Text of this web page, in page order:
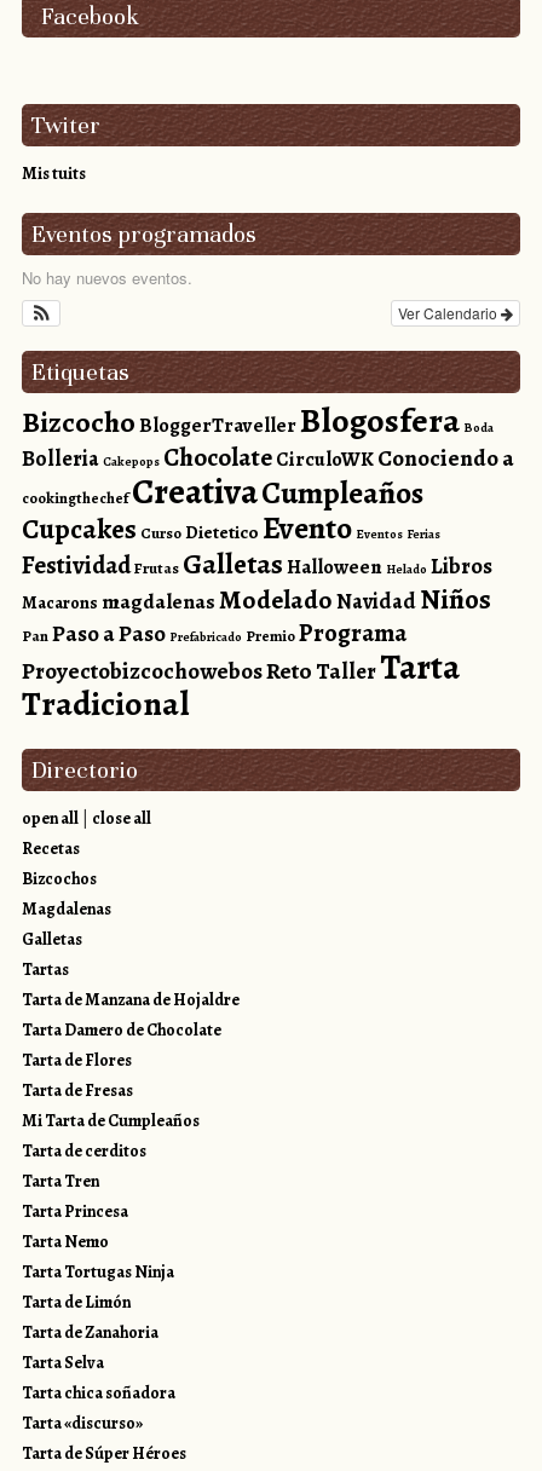
Facebook
Twiter
Mis tuits
Eventos programados
No hay nuevos eventos.
Ver Calendario
Etiquetas
BizcochoBloggerTravellerBlogosfera Boda
Bolleria Cakepops ChocolateCirculoWKConociendo a
cookingthechef CreativaCumpleaños
Cupcakes CursoDietetico Evento Eventos Ferias
FestividadFrutas GalletasHalloween Helado Libros
Macarons magdalenasModeladoNavidadNiños
PanPaso a Paso Prefabricado PremioPrograma
ProyectobizcochowebosReto TallerTarta
Tradicional
Directorio
open all| close all
Recetas
Bizcochos
Magdalenas
Galletas
Tartas
Tarta de Manzana de Hojaldre
Tarta Damero de Chocolate
Tarta de Flores
Tarta de Fresas
Mi Tarta de Cumpleaños
Tarta de cerditos
Tarta Tren
Tarta Princesa
Tarta Nemo
Tarta Tortugas Ninja
Tarta de Limón
Tarta de Zanahoria
Tarta Selva
Tarta chica soñadora
Tarta «discurso»
Tarta de Súper Héroes